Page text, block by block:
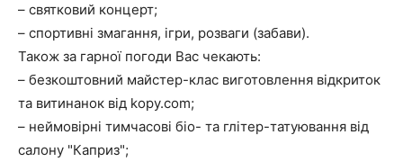
– святковий концерт;
– спортивні змагання, ігри, розваги (забави).
Також за гарної погоди Вас чекають:
– безкоштовний майстер-клас виготовлення відкриток
та витинанок від kopy.com;
– неймовірні тимчасові біо- та глітер-татуювання від
салону "Каприз";